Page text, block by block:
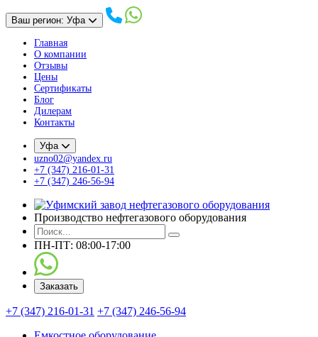
Ваш регион: Уфа
Главная
О компании
Отзывы
Цены
Сертификаты
Блог
Дилерам
Контакты
Уфа
uzno02@yandex.ru
+7 (347) 216-01-31
+7 (347) 246-56-94
Производство нефтегазового оборудования
ПН-ПТ: 08:00-17:00
Заказать
+7 (347) 216-01-31 +7 (347) 246-56-94